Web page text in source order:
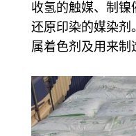
收氢的触媒、制镍
还原印染的媒染剂
属着色剂及用来制